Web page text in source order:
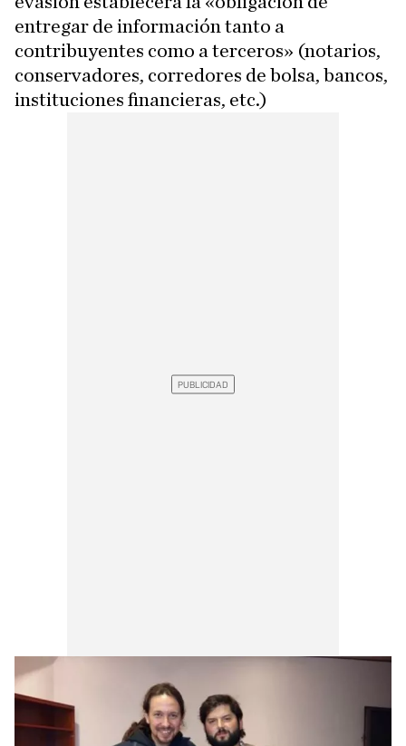
entregar de información tanto a
contribuyentes como a terceros» (notarios,
conservadores, corredores de bolsa, bancos,
instituciones financieras, etc.)